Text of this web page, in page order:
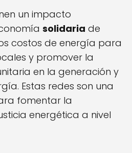
un impacto
solidaria de
costos de energía para
y promover la
en la generación y
Estas redes son una
fomentar la
energética a nivel